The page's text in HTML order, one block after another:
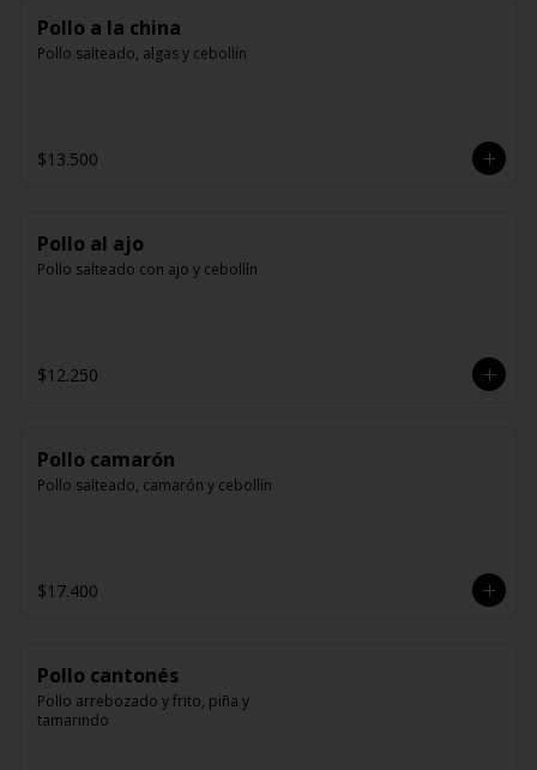
Pollo a la china
Pollo salteado, algas y cebollín
$13.500
Pollo al ajo
Pollo salteado con ajo y cebollín
$12.250
Pollo camarón
Pollo salteado, camarón y cebollín
$17.400
Pollo cantonés
Pollo arrebozado y frito, piña y
tamarindo